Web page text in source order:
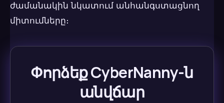
ժամանակին նկատում անհանգստացնող
միտումները։
Փորձեք CyberNanny-ն
անվճար